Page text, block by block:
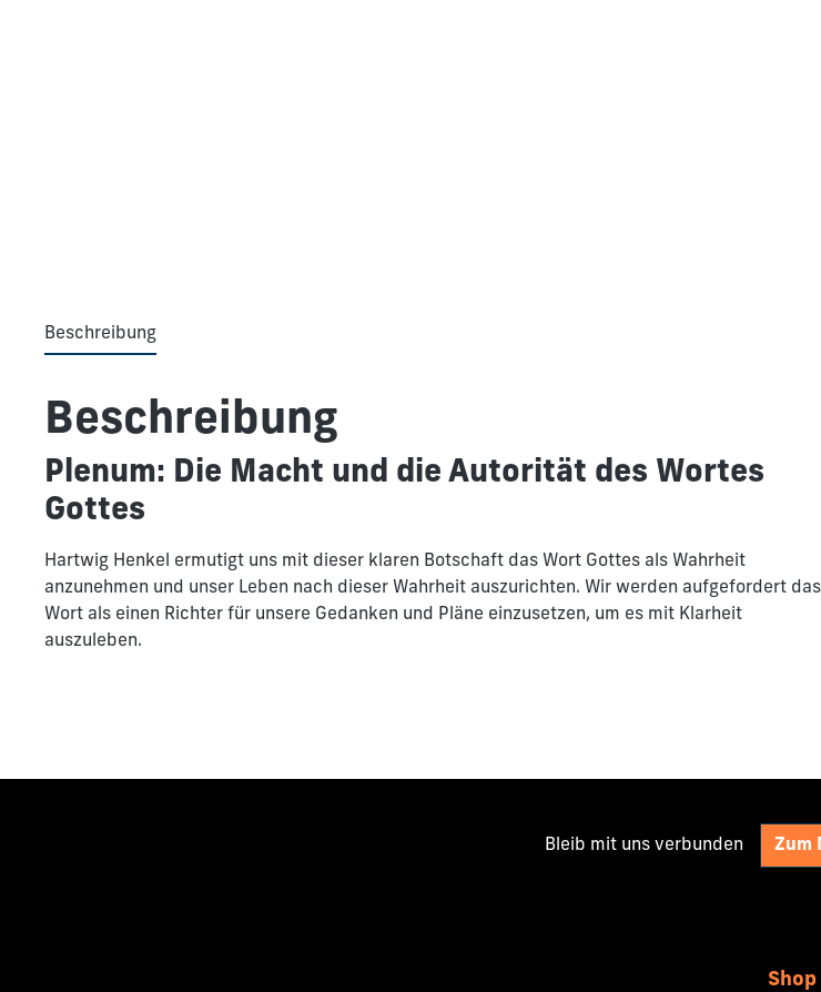
Beschreibung
Beschreibung
Plenum: Die Macht und die Autorität des Wortes
Gottes
Hartwig Henkel ermutigt uns mit dieser klaren Botschaft das Wort Gottes als Wahrheit
anzunehmen und unser Leben nach dieser Wahrheit auszurichten. Wir werden aufgefordert das
Wort als einen Richter für unsere Gedanken und Pläne einzusetzen, um es mit Klarheit
auszuleben.
Bleib mit uns verbunden Zum